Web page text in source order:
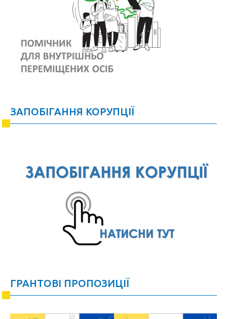
ЗАПОБІГАННЯ КОРУПЦІЇ
ГРАНТОВІ ПРОПОЗИЦІЇ